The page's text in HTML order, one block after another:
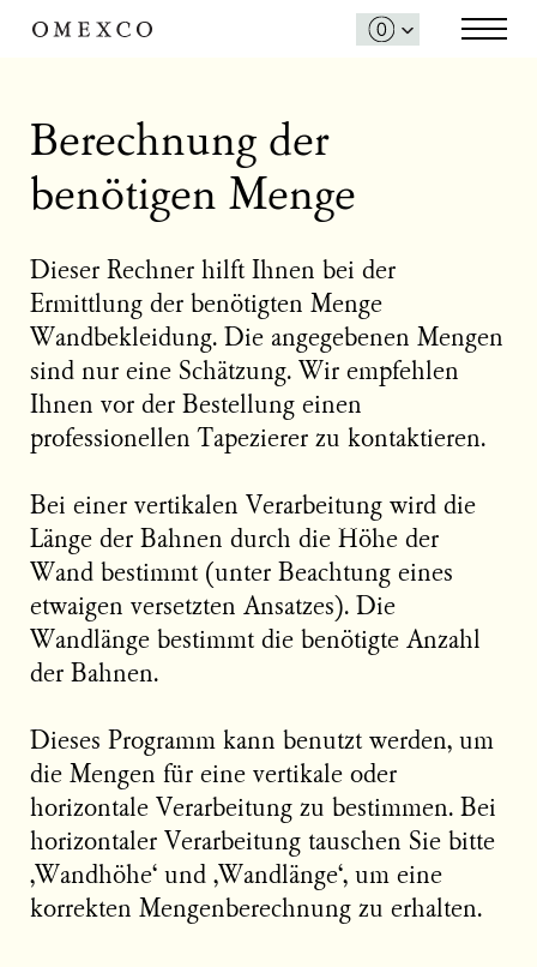
Berechnung der
benötigen Menge
Dieser Rechner hilft Ihnen bei der
Ermittlung der benötigten Menge
Wandbekleidung. Die angegebenen Mengen
sind nur eine Schätzung. Wir empfehlen
Ihnen vor der Bestellung einen
professionellen Tapezierer zu kontaktieren.
Bei einer vertikalen Verarbeitung wird die
Länge der Bahnen durch die Höhe der
Wand bestimmt (unter Beachtung eines
etwaigen versetzten Ansatzes). Die
Wandlänge bestimmt die benötigte Anzahl
der Bahnen.
Dieses Programm kann benutzt werden, um
die Mengen für eine vertikale oder
horizontale Verarbeitung zu bestimmen. Bei
horizontaler Verarbeitung tauschen Sie bitte
‚Wandhöhe‘ und ‚Wandlänge‘, um eine
korrekten Mengenberechnung zu erhalten.